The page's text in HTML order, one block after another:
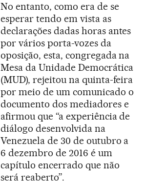
No entanto, como era de se
esperar tendo em vista as
declarações dadas horas antes
por vários porta-vozes da
oposição, esta, congregada na
Mesa da Unidade Democrática
(MUD), rejeitou na quinta-feira
por meio de um comunicado o
documento dos mediadores e
afirmou que “a experiência de
diálogo desenvolvida na
Venezuela de 30 de outubro a
6 dezembro de 2016 é um
capítulo encerrado que não
será reaberto”.